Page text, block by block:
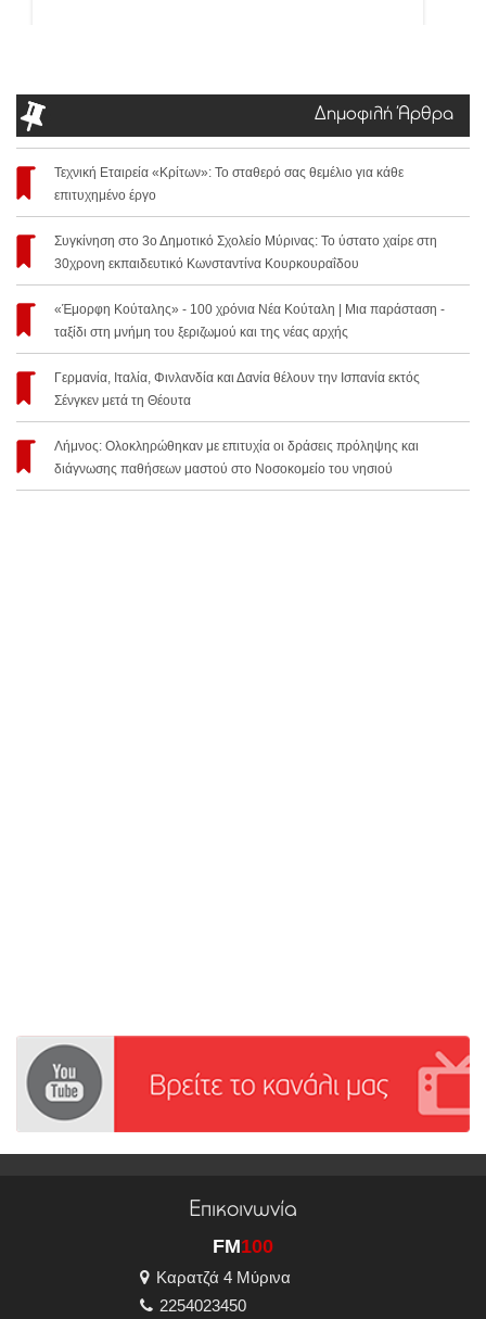
Δημοφιλή Άρθρα
Τεχνική Εταιρεία «Κρίτων»: Το σταθερό σας θεμέλιο για κάθε
επιτυχημένο έργο
Συγκίνηση στο 3ο Δημοτικό Σχολείο Μύρινας: Το ύστατο χαίρε στη
30χρονη εκπαιδευτικό Κωνσταντίνα Κουρκουραΐδου
«Έμορφη Κούταλης» - 100 χρόνια Νέα Κούταλη | Μια παράσταση -
ταξίδι στη μνήμη του ξεριζωμού και της νέας αρχής
Γερμανία, Ιταλία, Φινλανδία και Δανία θέλουν την Ισπανία εκτός
Σένγκεν μετά τη Θέουτα
Λήμνος: Ολοκληρώθηκαν με επιτυχία οι δράσεις πρόληψης και
διάγνωσης παθήσεων μαστού στο Νοσοκομείο του νησιού
Επικοινωνία
FM100
Καρατζά 4 Μύρινα
2254023450